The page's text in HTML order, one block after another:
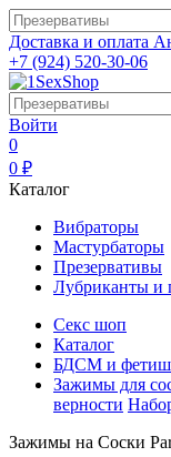
Доставка и оплата
+7 (924) 520-30-06
Войти
0
0 ₽
Каталог
Вибраторы
Мастурбаторы
Презервативы
Лубриканты и
Секс шоп
Каталог
БДСМ и фетиш
Зажимы для
верности
Зажимы на Cоски